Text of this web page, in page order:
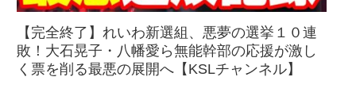
【完全終了】れいわ新選組、悪夢の選挙１０連
敗！大石晃子・八幡愛ら無能幹部の応援が激し
く票を削る最悪の展開へ【KSLチャンネル】